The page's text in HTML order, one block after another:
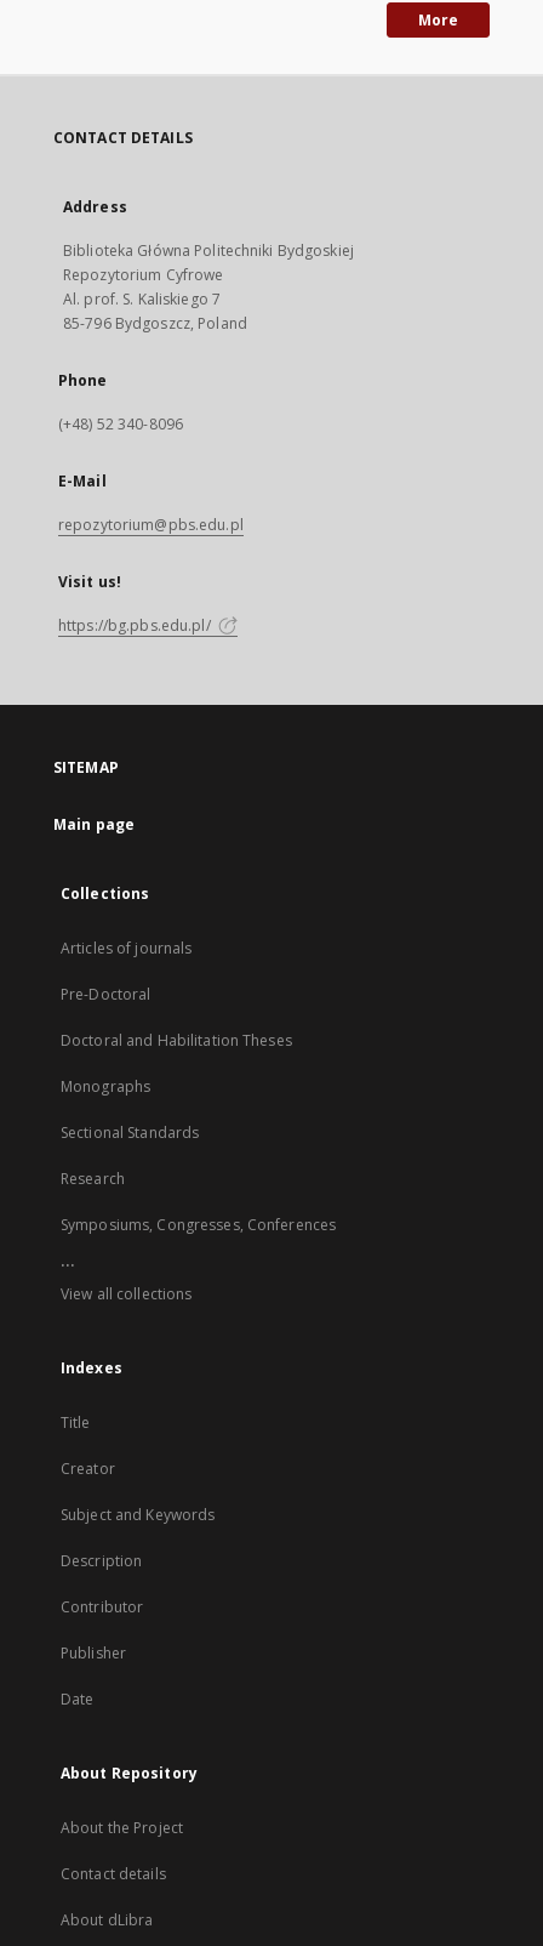
More
CONTACT DETAILS
Address
Biblioteka Główna Politechniki Bydgoskiej
Repozytorium Cyfrowe
Al. prof. S. Kaliskiego 7
85-796 Bydgoszcz, Poland
Phone
(+48) 52 340-8096
E-Mail
repozytorium@pbs.edu.pl
Visit us!
https://bg.pbs.edu.pl/
SITEMAP
Main page
Collections
Articles of journals
Pre-Doctoral
Doctoral and Habilitation Theses
Monographs
Sectional Standards
Research
Symposiums, Congresses, Conferences
...
View all collections
Indexes
Title
Creator
Subject and Keywords
Description
Contributor
Publisher
Date
About Repository
About the Project
Contact details
About dLibra